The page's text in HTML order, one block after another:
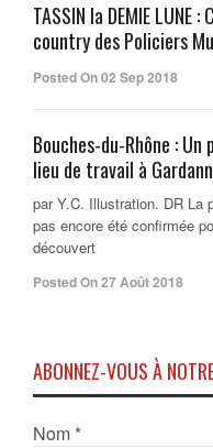
TASSIN la DEMIE LUNE
country des Policiers
Posted On 02 Sep 2018
Bouches-du-Rhône :
lieu de travail à
par Y.C. Illustration. DR La
pas encore été confirmée
découvert
Posted On 27 Août 2018
ABONNEZ-VOUS À
Nom *